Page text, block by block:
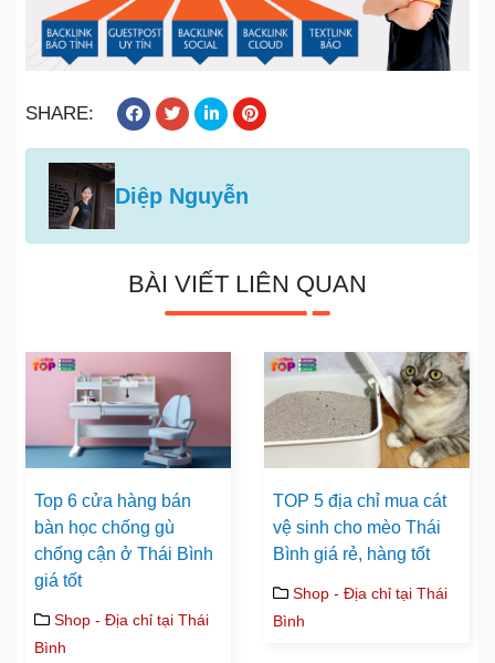
SHARE:
Diệp Nguyễn
BÀI VIẾT LIÊN QUAN
Top 6 cửa hàng bán
bàn học chống gù
chống cận ở Thái Bình
giá tốt
Shop - Địa chỉ tại Thái
Bình
TOP 5 địa chỉ mua cát
vệ sinh cho mèo Thái
Bình giá rẻ, hàng tốt
Shop - Địa chỉ tại Thái
Bình